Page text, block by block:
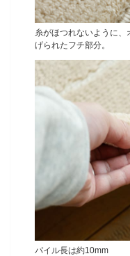
糸がほつれないように
げられたフチ部分。
パイル長は約10mm